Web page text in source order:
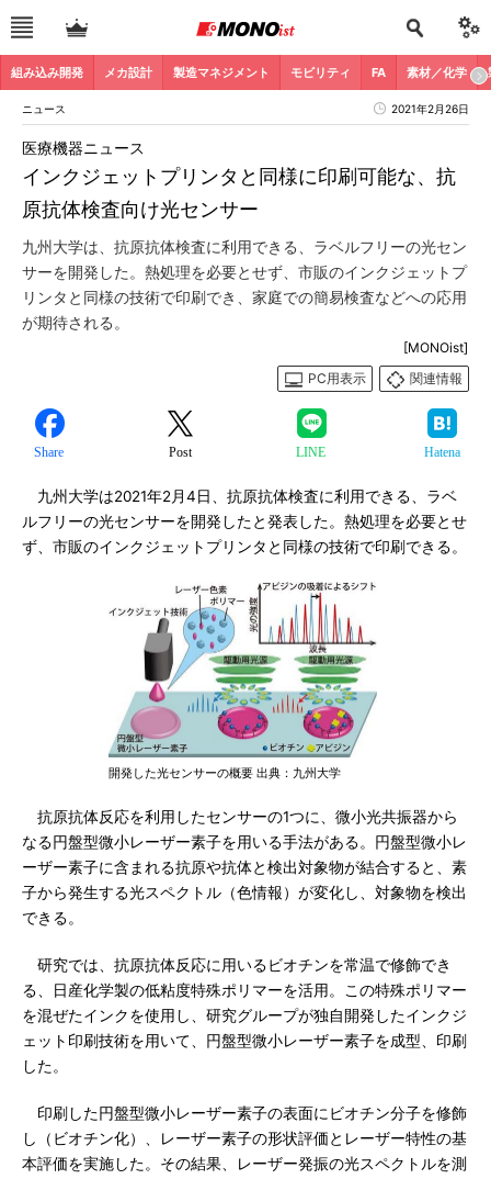
組み込み開発 メカ設計 製造マネジメント モビリティ FA 素材／化学
ニュース 2021年2月26日
インクジェットプリンタと同様に印刷可能な、抗
原抗体検査向け光センサー
医療機器ニュース
九州大学は、抗原抗体検査に利用できる、ラベルフリーの光セン
サーを開発した。熱処理を必要とせず、市販のインクジェットプ
リンタと同様の技術で印刷でき、家庭での簡易検査などへの応用
が期待される。
[MONOist]
PC用表示
関連情報
Share Post LINE Hatena
九州大学は2021年2月4日、抗原抗体検査に利用できる、ラベ
ルフリーの光センサーを開発したと発表した。熱処理を必要とせ
ず、市販のインクジェットプリンタと同様の技術で印刷できる。
開発した光センサーの概要 出典：九州大学
抗原抗体反応を利用したセンサーの1つに、微小光共振器から
なる円盤型微小レーザー素子を用いる手法がある。円盤型微小レ
ーザー素子に含まれる抗原や抗体と検出対象物が結合すると、素
子から発生する光スペクトル（色情報）が変化し、対象物を検出
できる。
研究では、抗原抗体反応に用いるビオチンを常温で修飾でき
る、日産化学製の低粘度特殊ポリマーを活用。この特殊ポリマー
を混ぜたインクを使用し、研究グループが独自開発したインクジ
ェット印刷技術を用いて、円盤型微小レーザー素子を成型、印刷
した。
印刷した円盤型微小レーザー素子の表面にビオチン分子を修飾
し（ビオチン化）、レーザー素子の形状評価とレーザー特性の基
本評価を実施した。その結果、レーザー発振の光スペクトルを測